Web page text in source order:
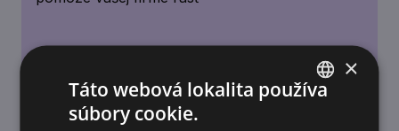
×
Táto webová lokalita používa
súbory cookie.